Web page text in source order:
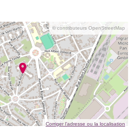
© contributeurs OpenStreetMap
Corriger l’adresse ou la localisation